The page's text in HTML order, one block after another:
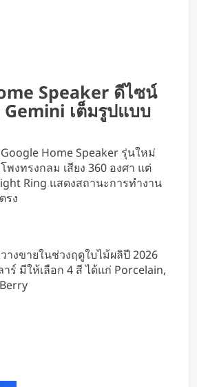
Speaker ดีไซน์
Gemini เต็มรูปแบบ
Home Speaker รุ่นใหม่
พงทรงกลม เสียง 360 องศา แต่
Ring แสดงสถานะการทำงาน
รง
างขายในช่วงฤดูใบไม้ผลิปี 2026
ร์ มีให้เลือก 4 สี ได้แก่ Porcelain,